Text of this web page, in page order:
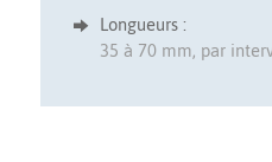
Longueurs :
35 à 70 mm, par